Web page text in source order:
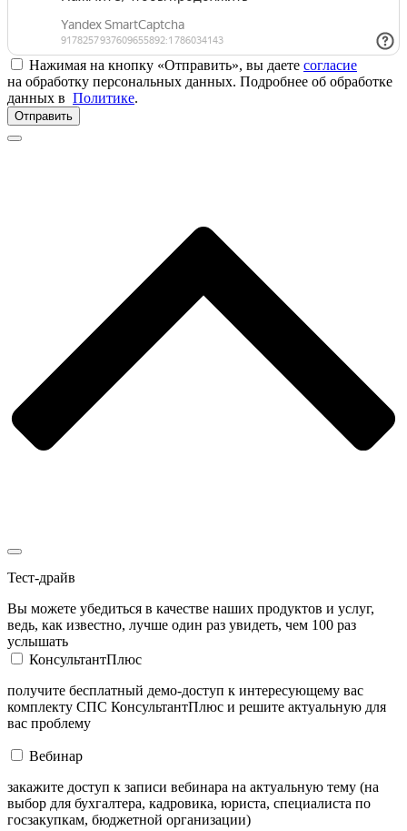
Нажимая на кнопку «Отправить», вы даете согласие
на обработку персональных данных. Подробнее об обработке
данных в Политике.
Отправить
Тест-драйв
Вы можете убедиться в качестве наших продуктов и услуг,
ведь, как известно, лучше один раз увидеть, чем 100 раз
услышать
КонсультантПлюс
получите бесплатный демо-доступ к интересующему вас
комплекту СПС КонсультантПлюс и решите актуальную для
вас проблему
Вебинар
закажите доступ к записи вебинара на актуальную тему (на
выбор для бухгалтера, кадровика, юриста, специалиста по
госзакупкам, бюджетной организации)